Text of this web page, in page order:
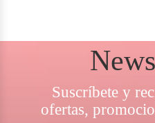
Suscríbete y
ofertas,